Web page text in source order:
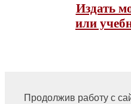
Продолжив работу с
Издать
или